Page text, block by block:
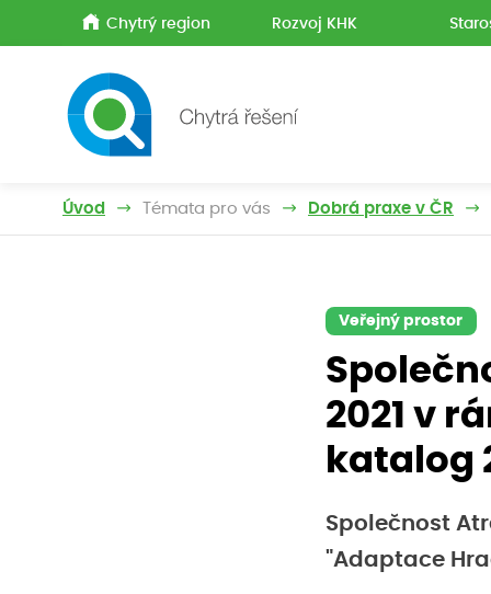
Chytrý region Rozvoj KHK
Úvod Témata pro vás Dobrá praxe v ČR
Veřejný prostor
2021 v
katalog
Společnost
"Adaptace